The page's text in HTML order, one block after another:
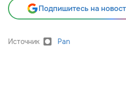
Подпишитесь на
Источник Pan